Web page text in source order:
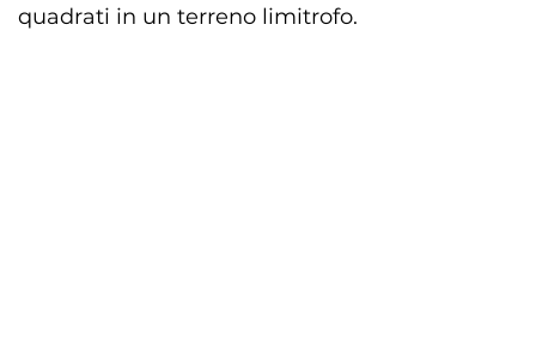
quadrati in un terreno limitrofo.